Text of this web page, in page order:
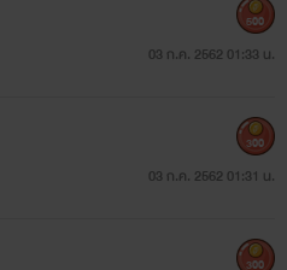
03 ก.ค. 2562 01:33 น.
500
03 ก.ค. 2562 01:31 น.
300
300